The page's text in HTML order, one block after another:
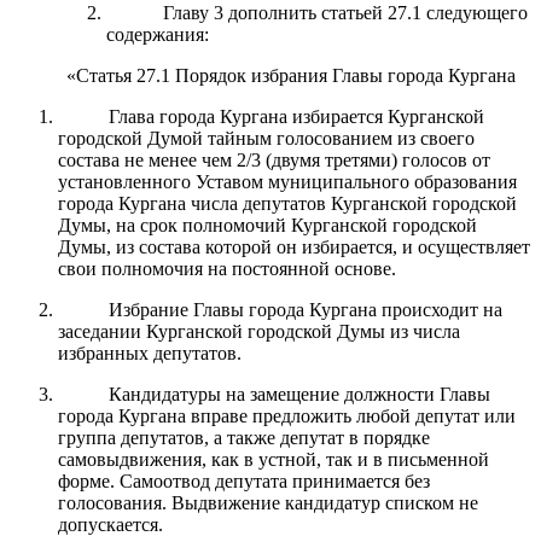
Главу 3 дополнить статьей 27.1 следующего
содержания:
«Статья 27.1 Порядок избрания Главы города Кургана
Глава города Кургана избирается Курганской
городской Думой тайным голосованием из своего
состава не менее чем 2/3 (двумя третями) голосов от
установленного Уставом муниципального образования
города Кургана числа депутатов Курганской городской
Думы, на срок полномочий Курганской городской
Думы, из состава которой он избирается, и осуществляет
свои полномочия на постоянной основе.
Избрание Главы города Кургана происходит на
заседании Курганской городской Думы из числа
избранных депутатов.
Кандидатуры на замещение должности Главы
города Кургана вправе предложить любой депутат или
группа депутатов, а также депутат в порядке
самовыдвижения, как в устной, так и в письменной
форме. Самоотвод депутата принимается без
голосования. Выдвижение кандидатур списком не
допускается.